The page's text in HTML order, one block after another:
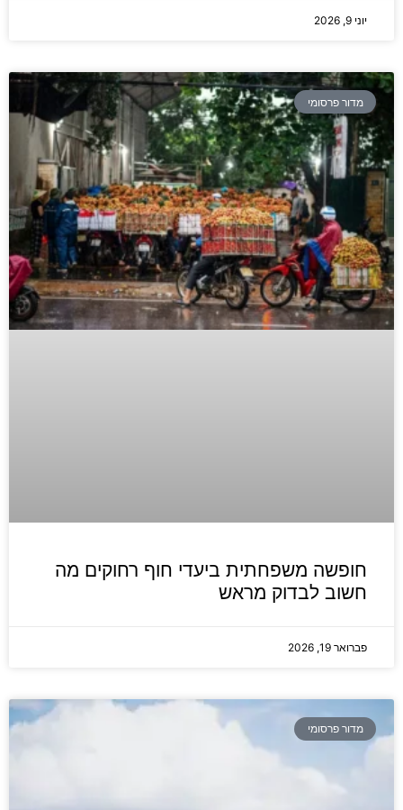
יוני 9, 2026
מדור פרסומי
חופשה משפחתית ביעדי חוף רחוקים מה
חשוב לבדוק מראש
פברואר 19, 2026
מדור פרסומי